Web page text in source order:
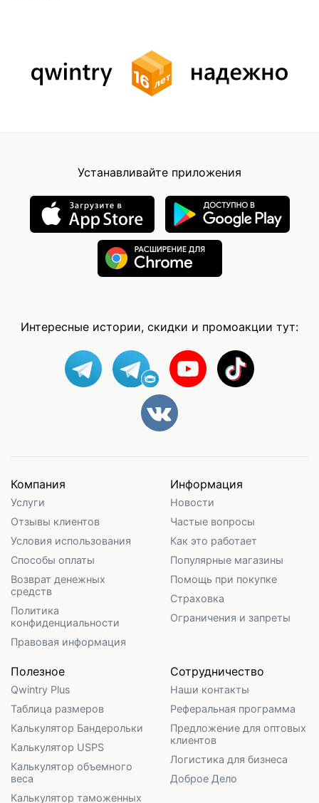
Устанавливайте приложения
Интересные истории, скидки и промоакции тут:
Компания
Услуги
Отзывы клиентов
Условия использования
Способы оплаты
Возврат денежных
средств
Политика
конфиденциальности
Правовая информация
Информация
Новости
Частые вопросы
Как это работает
Популярные магазины
Помощь при покупке
Страховка
Ограничения и запреты
Полезное
Qwintry Plus
Таблица размеров
Калькулятор Бандерольки
Калькулятор USPS
Калькулятор объемного
веса
Калькулятор таможенных
Сотрудничество
Наши контакты
Реферальная программа
Предложение для оптовых
клиентов
Логистика для бизнеса
Доброе Дело